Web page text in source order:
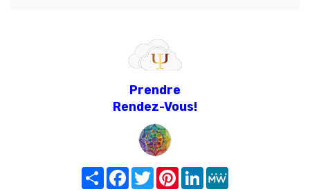
Prendre
Rendez-Vous!
Share FacebookTwitterPinterest
LinkedIn